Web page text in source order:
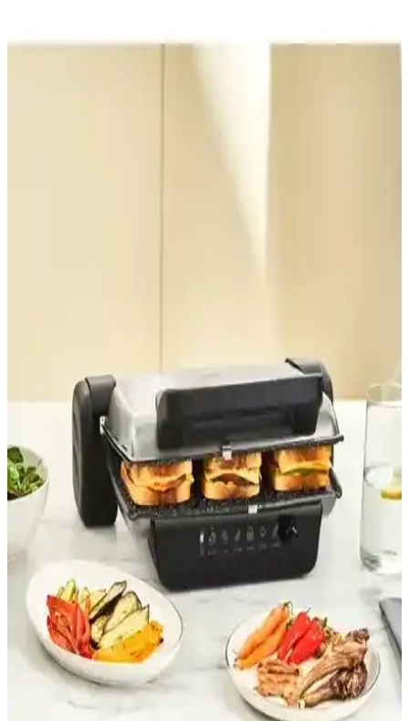
Korkmaz A316-13 Tostella ve Tefal Toast Expert
kapasite ve şık tasarımıyla günlük mutfak ihtiyaçlarını karşılar, kolay
kullanım ve temizlik sağlar.
Korkmaz Tostema Azura Maxi: Çok Fonksiyonlu,
Şık ve Güçlü Tost Makinesi Tanıtımı
Korkmaz Tostema Azura Maxi, yüksek güç, çok fonksiyon ve şık
tasarımıyla mutfakta pratiklik sağlar. Izgara, kızartma ve tost
özellikleriyle öne çıkar, kolay temizlenir ve dayanıklıdır.
Sinbo SSM 2571 ve Vestel Sefa T2002 Kırmızı Tost
Makinesi Karşılaştırması ve Özellikleri
Sinbo SSM 2571 ve Vestel Sefa T2002 tost makineleri güç, tasarım
ve performans açısından karşılaştırıldı. Kullanıcı yorumlarıyla
dayanıklılık ve kullanım kolaylığı değerlendirildi.
Karaca Gastro Classic ve Schafer Contempo Tost ve
Izgara Makinesi Karşılaştırması